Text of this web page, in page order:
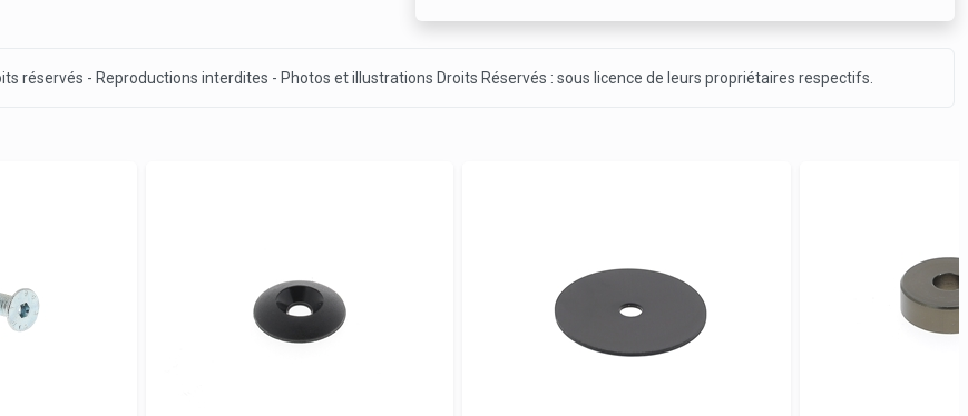
réservés - Reproductions interdites - Photos et illustrations Droits Réservés : sous licence de leurs propriétaires respectifs.